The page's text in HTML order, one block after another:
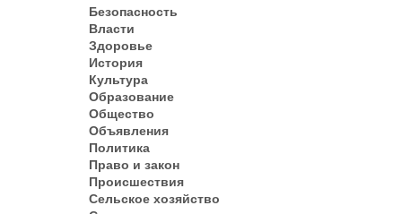
Безопасность
Власти
Здоровье
История
Культура
Образование
Общество
Объявления
Политика
Право и закон
Происшествия
Сельское хозяйство